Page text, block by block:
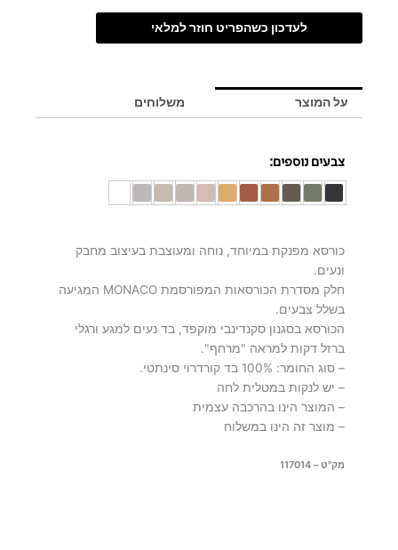
לעדכון כשהפריט חוזר למלאי
על המוצר משלוחים
צבעים נוספים:
כורסא מפנקת במיוחד, נוחה ומעוצבת בעיצוב מחבק
ונעים.
חלק מסדרת הכורסאות המפורסמת MONACO המגיעה
בשלל צבעים.
הכורסא בסגנון סקנדינבי מוקפד, בד נעים למגע ורגלי
ברזל דקות למראה "מרחף".
– סוג החומר: 100% בד קורדרוי סינתטי.
– יש לנקות במטלית לחה
– המוצר הינו בהרכבה עצמית
– מוצר זה הינו במשלוח
מק"ט – 117014